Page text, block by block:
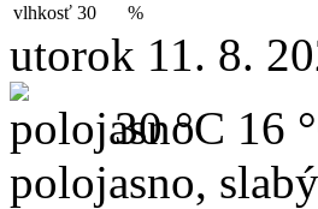
vlhkosť 30 %
utorok 11. 8.
30 °C 16
polojasno,